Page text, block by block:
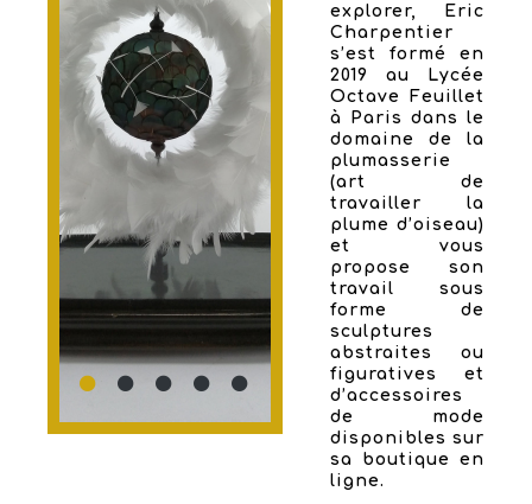
explorer, Eric
Charpentier
s’est formé en
2019 au Lycée
Octave Feuillet
à Paris dans le
domaine de la
plumasserie
(art de
travailler la
plume d’oiseau)
et vous
propose son
travail sous
forme de
sculptures
abstraites ou
figuratives et
d’accessoires
de mode
disponibles sur
sa boutique en
ligne.